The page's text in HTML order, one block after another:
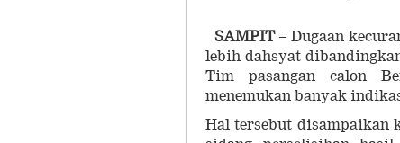
SAMPIT– Dugaan
lebih dahsyat
Tim pasangan calon
menemukan banyak
Hal tersebut disampaikan